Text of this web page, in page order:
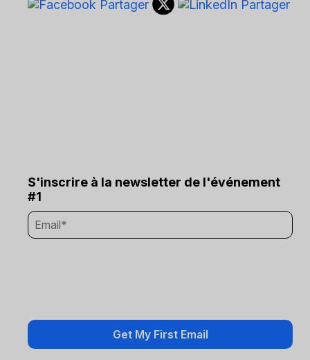
S'inscrire à la newsletter de l'événement
#1